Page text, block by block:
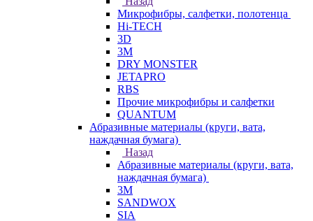
Микрофибры, салфетки, полотенца
Hi-TECH
3D
3М
DRY MONSTER
JETAPRO
RBS
Прочие микрофибры и салфетки
QUANTUM
Абразивные материалы (круги, вата,
наждачная бумага)
Назад
Абразивные материалы (круги, вата,
наждачная бумага)
3М
SANDWOX
SIA